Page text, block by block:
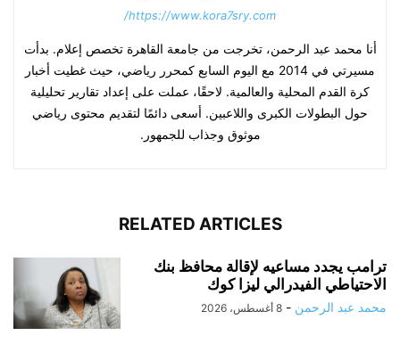
https://www.kora7sry.com/
أنا محمد عبد الرحمن، تخرجت من جامعة القاهرة تخصص إعلام. بدأت
مسيرتي في 2014 مع اليوم السابع كمحرر رياضي، حيث غطيت أخبار
كرة القدم المحلية والعالمية. لاحقًا، عملت على إعداد تقارير تحليلية
حول البطولات الكبرى واللاعبين. أسعى دائمًا لتقديم محتوى رياضي
موثوق وجذاب للجمهور.
RELATED ARTICLES
ترامب يجدد مساعيه لإقالة محافظ بنك
الاحتياطي الفيدرالي ليزا كوك
محمد عبد الرحمن - 8 أغسطس، 2026